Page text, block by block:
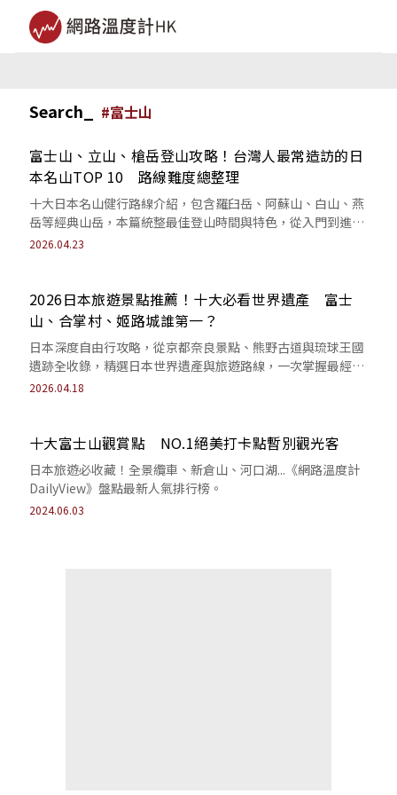
Search_ #富士山
富士山、立山、槍岳登山攻略！台灣人最常造訪的日
本名山TOP 10 路線難度總整理
十大日本名山健行路線介紹，包含羅臼岳、阿蘇山、白山、燕
岳等經典山岳，本篇統整最佳登山時間與特色，從入門到進階
全掌握，提供登山客規劃行程的完整參考指南。
2026.04.23
2026日本旅遊景點推薦！十大必看世界遺產 富士
山、合掌村、姬路城誰第一？
日本深度自由行攻略，從京都奈良景點、熊野古道與琉球王國
遺跡全收錄，精選日本世界遺產與旅遊路線，一次掌握最經典
歷史景點與行程規劃。
2026.04.18
十大富士山觀賞點 NO.1絕美打卡點暫別觀光客
日本旅遊必收藏！全景纜車、新倉山、河口湖...《網路溫度計
DailyView》盤點最新人氣排行榜。
2024.06.03